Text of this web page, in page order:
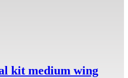
kit medium wing